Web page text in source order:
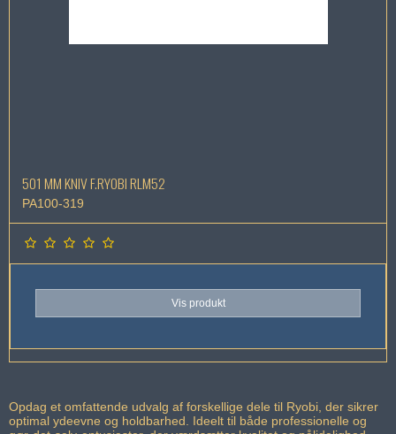
501 MM KNIV F.RYOBI RLM52
PA100-319
Vis produkt
Opdag et omfattende udvalg af forskellige dele til Ryobi, der sikrer
optimal ydeevne og holdbarhed. Ideelt til både professionelle og